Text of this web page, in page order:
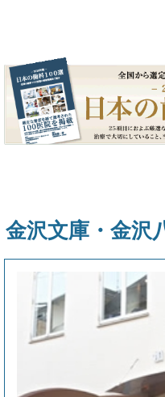
ル」への対策として
が示され、条件を満
ル料の徴収などが可
当院におきましても
た。
患者様へ迅速な医療を
の診療を行いたいと考
に受診できるよう、
協力をお願い申し上げ
予約の変更・キャン
さい
金沢文庫・金沢